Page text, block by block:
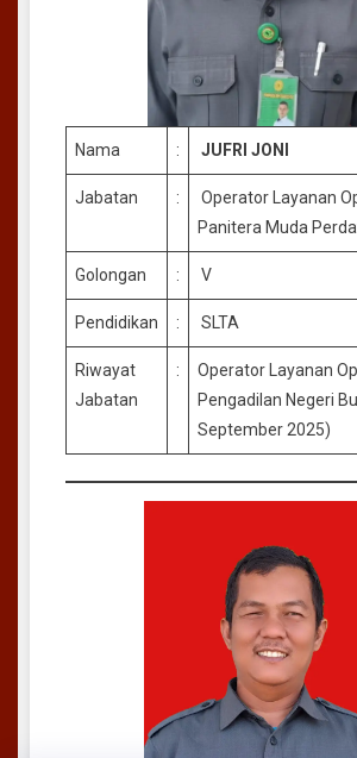
Nama : JUFRI JONI
Jabatan :
Operator Layanan
Panitera Muda
Golongan : V
Pendidikan : SLTA
Riwayat
Jabatan
:
Operator Layanan
Pengadilan Negeri
September 2025)